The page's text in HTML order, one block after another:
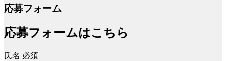
応募フォーム
応募フォームはこちら
氏名 必須